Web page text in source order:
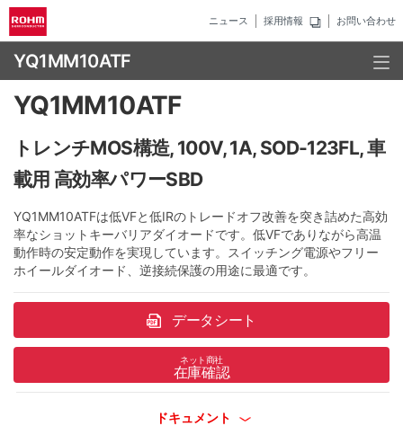
ニュース 採用情報 お問い合わせ
YQ1MM10ATF
YQ1MM10ATF
トレンチMOS構造, 100V, 1A, SOD-123FL, 車
載用 高効率パワーSBD
YQ1MM10ATFは低VFと低IRのトレードオフ改善を突き詰めた高効
率なショットキーバリアダイオードです。低VFでありながら高温
動作時の安定動作を実現しています。スイッチング電源やフリー
ホイールダイオード、逆接続保護の用途に最適です。
データシート
ネット商社
在庫確認
ドキュメント